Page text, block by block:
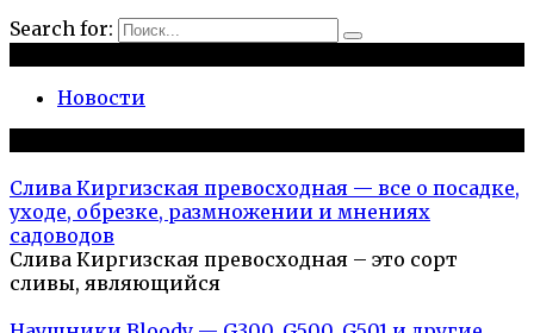
Search for:
Новости
Слива Киргизская превосходная — все о посадке,
уходе, обрезке, размножении и мнениях
садоводов
Слива Киргизская превосходная – это сорт
сливы, являющийся